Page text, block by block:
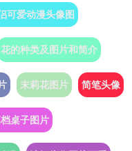
可爱动漫头像图
花的种类及图片和简介
末莉花图片 简笔头像
桌子图片